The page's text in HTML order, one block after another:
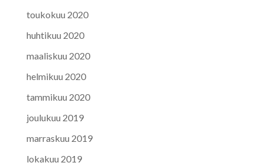
toukokuu 2020
huhtikuu 2020
maaliskuu 2020
helmikuu 2020
tammikuu 2020
joulukuu 2019
marraskuu 2019
lokakuu 2019